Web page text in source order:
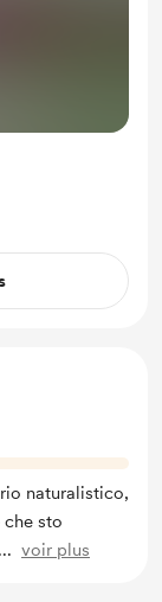
naturalistico,
sto
... voir plus